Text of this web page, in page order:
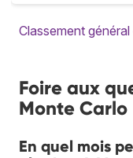
Classement
Foire aux
Monte Carlo
En quel mois